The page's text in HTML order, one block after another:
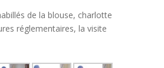
de la blouse, charlotte
réglementaires, la visite